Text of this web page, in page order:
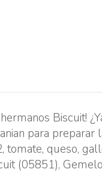
Biscuit!
para preparar
tomate, queso,
(05851),